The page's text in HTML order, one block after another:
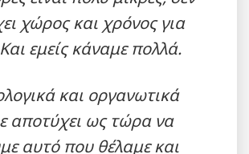
χώρος και χρόνος για
εμείς κάναμε πολλά.
και οργανωτικά
αποτύχει ως τώρα να
αυτό που θέλαμε και